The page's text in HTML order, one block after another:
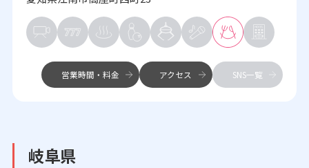
営業時間・料金 アクセス SNS一覧
岐阜県